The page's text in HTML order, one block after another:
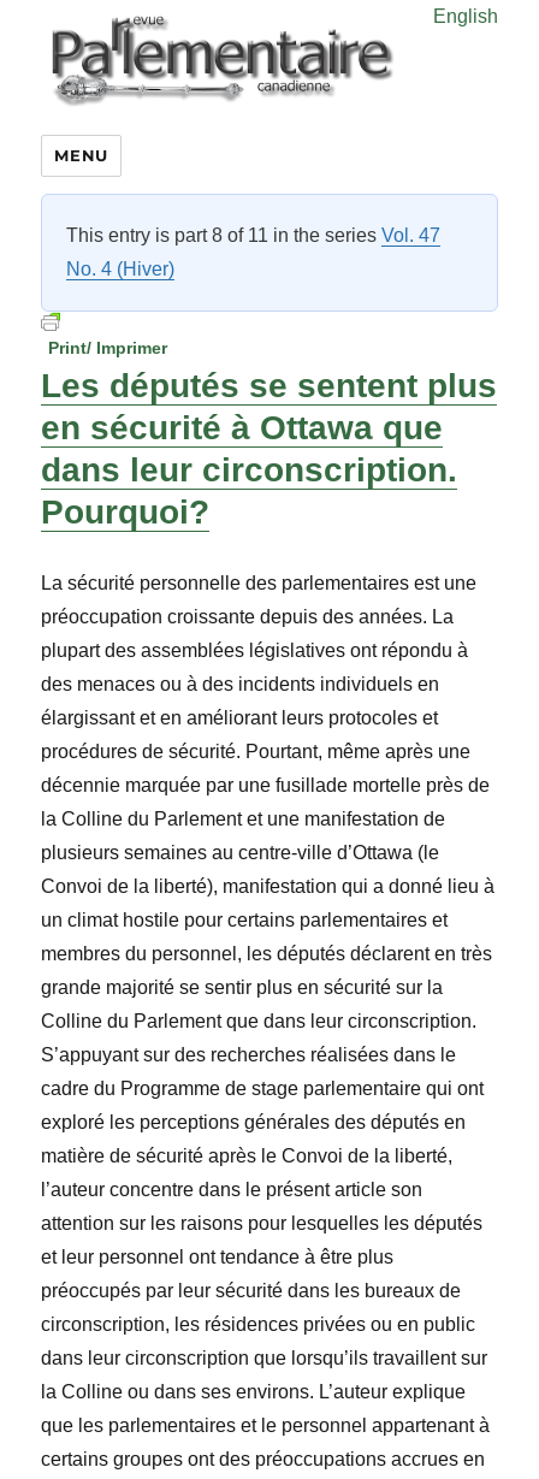
English
MENU
This entry is part 8 of 11 in the seriesVol. 47
No. 4 (Hiver)
Print/ Imprimer
Les députés se sentent plus
en sécurité à Ottawa que
dans leur circonscription.
Pourquoi?
La sécurité personnelle des parlementaires est une
préoccupation croissante depuis des années. La
plupart des assemblées législatives ont répondu à
des menaces ou à des incidents individuels en
élargissant et en améliorant leurs protocoles et
procédures de sécurité. Pourtant, même après une
décennie marquée par une fusillade mortelle près de
la Colline du Parlement et une manifestation de
plusieurs semaines au centre-ville d’Ottawa (le
Convoi de la liberté), manifestation qui a donné lieu à
un climat hostile pour certains parlementaires et
membres du personnel, les députés déclarent en très
grande majorité se sentir plus en sécurité sur la
Colline du Parlement que dans leur circonscription.
S’appuyant sur des recherches réalisées dans le
cadre du Programme de stage parlementaire qui ont
exploré les perceptions générales des députés en
matière de sécurité après le Convoi de la liberté,
l’auteur concentre dans le présent article son
attention sur les raisons pour lesquelles les députés
et leur personnel ont tendance à être plus
préoccupés par leur sécurité dans les bureaux de
circonscription, les résidences privées ou en public
dans leur circonscription que lorsqu’ils travaillent sur
la Colline ou dans ses environs. L’auteur explique
que les parlementaires et le personnel appartenant à
certains groupes ont des préoccupations accrues en